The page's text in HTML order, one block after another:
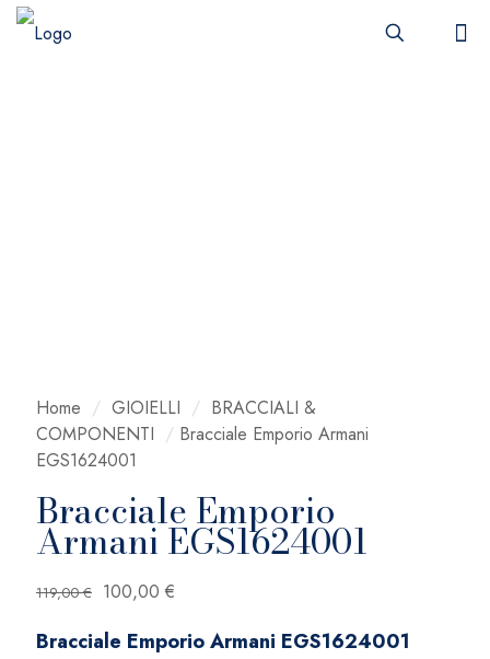
Home / GIOIELLI / BRACCIALI &
COMPONENTI / Bracciale Emporio Armani
EGS1624001
Bracciale Emporio
Armani EGS1624001
119,00€ Il
originale
100,00 €
attuale
Bracciale Emporio Armani EGS1624001